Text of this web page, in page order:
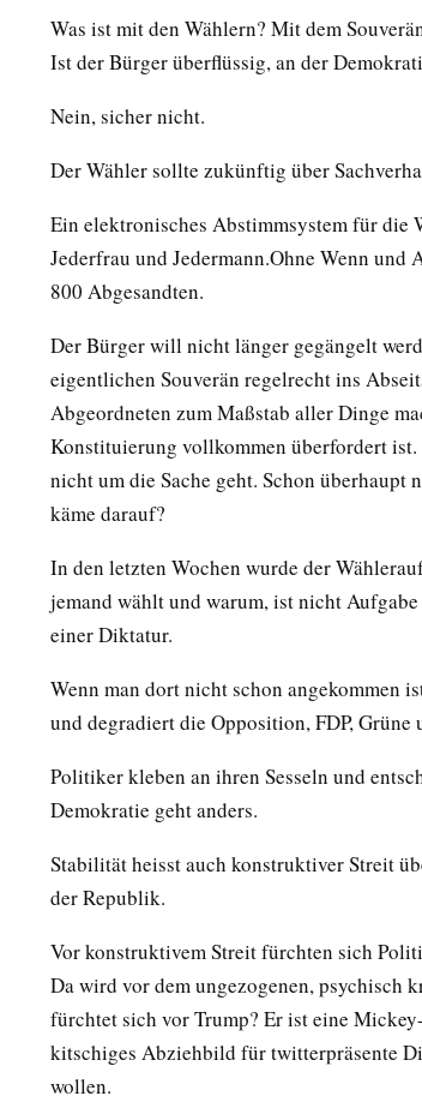
Was ist mit den Wählern? Mit dem
Ist der Bürger überflüssig, an der
Nein, sicher nicht.
Der Wähler sollte zukünftig über
Ein elektronisches Abstimmsystem für die
Jederfrau und Jedermann.Ohne Wenn
800 Abgesandten.
Der Bürger will nicht länger gegängelt
eigentlichen Souverän regelrecht ins
Abgeordneten zum Maßstab aller Dinge
Konstituierung vollkommen überfordert
nicht um die Sache geht. Schon
käme darauf?
In den letzten Wochen wurde der
jemand wählt und warum, ist nicht
einer Diktatur.
Wenn man dort nicht schon angekommen
und degradiert die Opposition, FDP, Grüne
Politiker kleben an ihren Sesseln und
Demokratie geht anders.
Stabilität heisst auch konstruktiver Streit
der Republik.
Vor konstruktivem Streit fürchten sich
Da wird vor dem ungezogenen, psychisch
fürchtet sich vor Trump? Er ist eine
kitschiges Abziehbild für twitterpräsente
wollen.